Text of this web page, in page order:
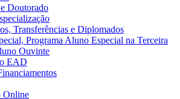
Doutorado
Transferências e Diplomados
Programa Aluno Especial na Terceira
Ouvinte
EAD
Online